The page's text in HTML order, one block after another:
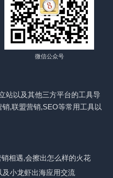
微信公众号
站以及其他三方平台的工具导
,联盟营销,SEO等常用工具以
相遇,会擦出怎么样的火花
小龙虾出海应用交流